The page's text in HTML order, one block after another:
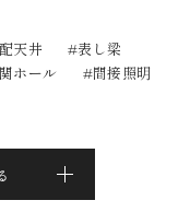
天井
表し梁
ホール
間接照明